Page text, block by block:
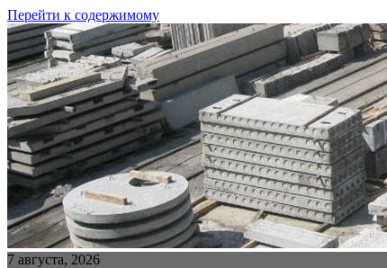
Перейти к содержимому
7 августа, 2026